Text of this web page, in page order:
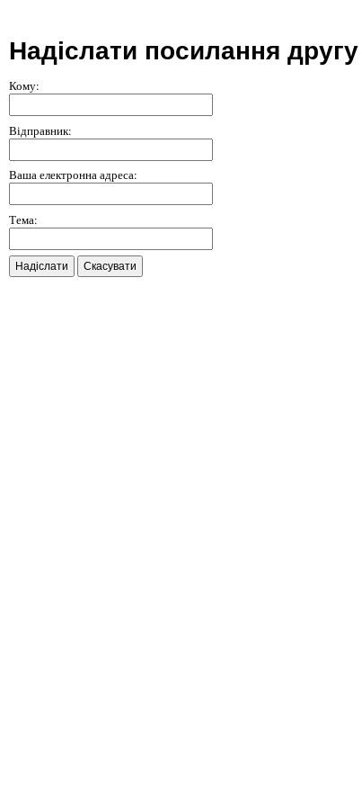
Надіслати посилання
Кому:
Відправник:
Ваша електронна адреса:
Тема:
Надіслати Скасувати